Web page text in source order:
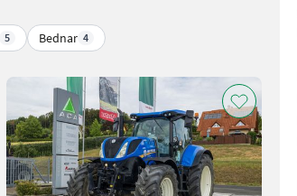
5 Bednar 4